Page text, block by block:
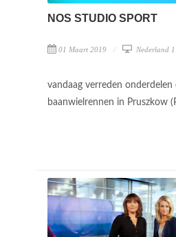
NOS STUDIO SPORT
01 Maart 2019 Nederland 1
vandaag verreden
baanwielrennen in Pruszkow